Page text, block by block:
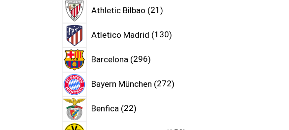
Athletic Bilbao 21
Atletico Madrid 130
Barcelona 296
Bayern München 272
Benfica 22